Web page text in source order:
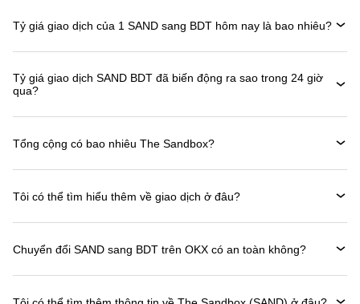
Tỷ giá giao dịch của 1 SAND sang BDT hôm nay là bao nhiêu?
Tỷ giá giao dịch SAND BDT đã biến động ra sao trong 24 giờ
qua?
Tổng cộng có bao nhiêu The Sandbox?
Tôi có thể tìm hiểu thêm về giao dịch ở đâu?
Chuyển đổi SAND sang BDT trên OKX có an toàn không?